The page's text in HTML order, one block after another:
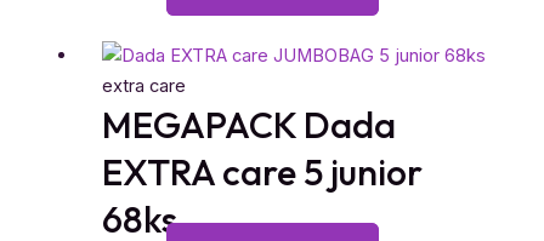
extra care
MEGAPACK Dada
EXTRA care 5 junior
68ks